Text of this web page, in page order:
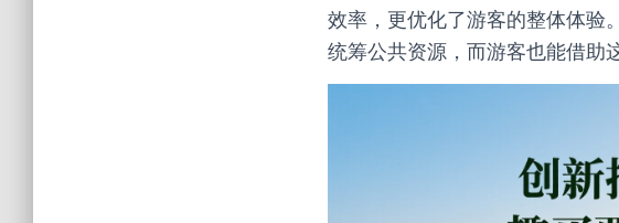
效率，更优化了游客的整体体验
统筹公共资源，而游客也能借助